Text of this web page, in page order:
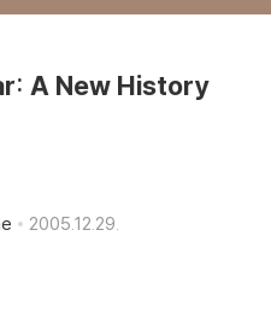
A New History
2005.12.29.